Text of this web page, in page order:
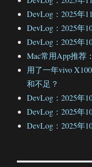
DevLog：2025年
DevLog：2025年
DevLog：2025年
Mac常用App推荐
用了一年vivo
和不足？
DevLog：2025年
DevLog：2025年
DevLog：2025年